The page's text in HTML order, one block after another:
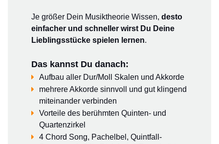
Je größer Dein Musiktheorie Wissen, desto
einfacher und schneller wirst Du Deine
Lieblingsstücke spielen lernen.
Das kannst Du danach:
Aufbau aller Dur/Moll Skalen und Akkorde
mehrere Akkorde sinnvoll und gut klingend
miteinander verbinden
Vorteile des berühmten Quinten- und
Quartenzirkel
4 Chord Song, Pachelbel, Quintfall-